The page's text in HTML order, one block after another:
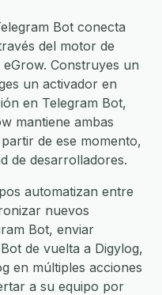
Bot conecta
del motor de
Construyes un
un activador en
en Telegram Bot,
mantiene ambas
de ese momento,
de desarrolladores.
automatizan entre
nuevos
Bot, enviar
de vuelta a Digylog,
en múltiples acciones
a su equipo por